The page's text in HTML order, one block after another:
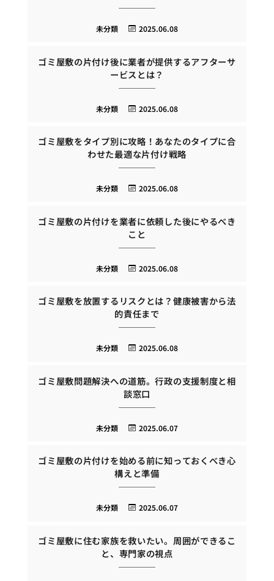
2025.06.08
未分類
ゴミ屋敷の片付け後に業者が提供するアフターサ
ービスとは？
2025.06.08
未分類
ゴミ屋敷をタイプ別に攻略！あなたのタイプに合
わせた最適な片付け戦略
2025.06.08
未分類
ゴミ屋敷の片付けを業者に依頼した後にやるべき
こと
2025.06.08
未分類
ゴミ屋敷を放置するリスクとは？健康被害から法
的責任まで
2025.06.08
未分類
ゴミ屋敷問題解決への道筋。行政の支援制度と相
談窓口
2025.06.07
未分類
ゴミ屋敷の片付けを始める前に知っておくべき心
構えと準備
2025.06.07
未分類
ゴミ屋敷に住む家族を救いたい。周囲ができるこ
と、専門家の視点